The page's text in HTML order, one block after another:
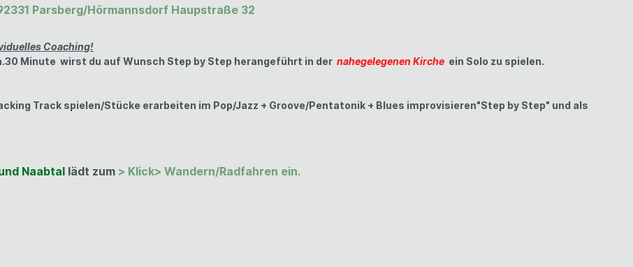
Parsberg/Hörmannsdorf Haupstraße 32
Coaching!
Minute wirst du auf Wunsch Step by Step herangeführt in der nahegelegenen Kirche ein Solo zu spielen.
Track spielen/Stücke erarbeiten im Pop/Jazz + Groove/Pentatonik + Blues improvisieren"Step by Step" und als
Naabtal lädt zum > Klick> Wandern/Radfahren ein.